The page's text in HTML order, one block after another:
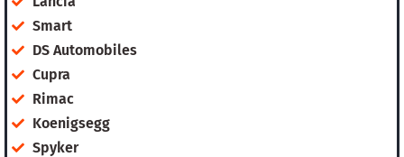
Smart
DS Automobiles
Cupra
Rimac
Koenigsegg
Spyker